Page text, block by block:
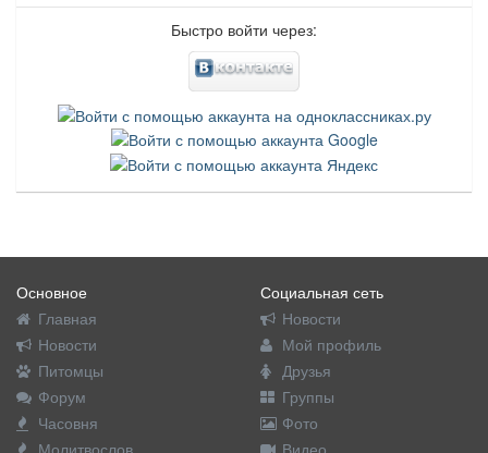
Быстро войти через:
Основное
Главная
Новости
Питомцы
Форум
Часовня
Молитвослов
Социальная сеть
Новости
Мой профиль
Друзья
Группы
Фото
Видео